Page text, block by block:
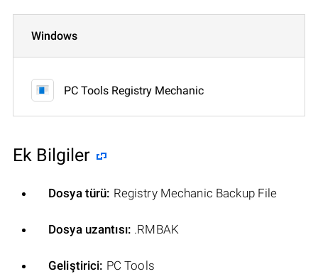
Windows
PC Tools Registry Mechanic
Ek Bilgiler
Dosya türü: Registry Mechanic Backup File
Dosya uzantısı: .RMBAK
Geliştirici: PC Tools